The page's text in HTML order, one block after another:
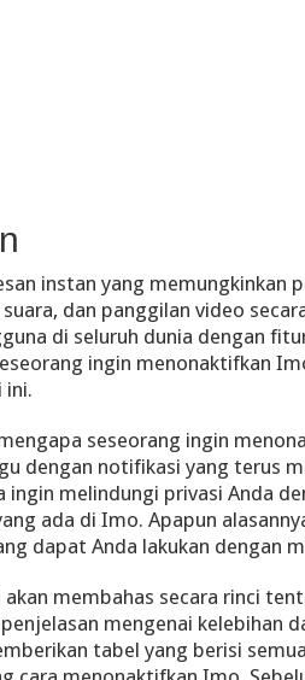
instan yang memungkinkan
dan panggilan video
di seluruh dunia dengan
ingin menonaktifkan
ini.
seseorang ingin
dengan notifikasi yang terus
ingin melindungi privasi Anda
ada di Imo. Apapun
dapat Anda lakukan dengan
membahas secara rinci
mengenai kelebihan
tabel yang berisi